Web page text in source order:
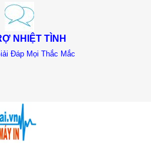
NHIỆT TÌNH
Đáp Mọi Thắc Mắc